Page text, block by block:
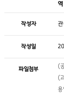
역
작성자
작성일
파일첨부
(
(